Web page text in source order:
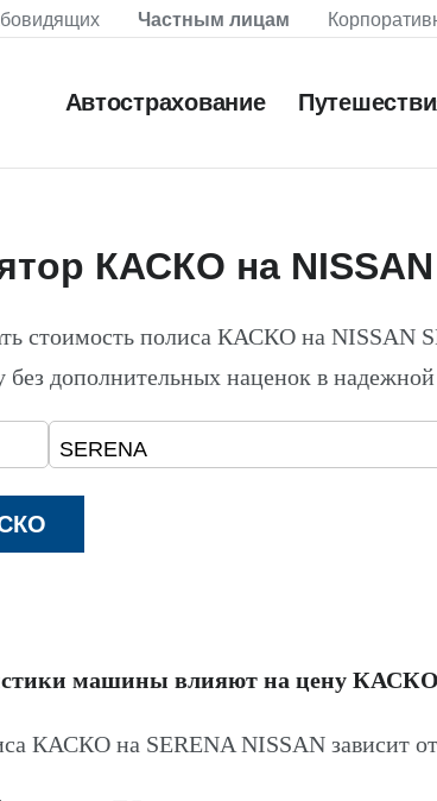
Частным лицам
Автострахование
КАСКО на NISSAN
стоимость полиса КАСКО на
без дополнительных наценок в
машины влияют на цену
КАСКО на SERENA NISSAN зависит